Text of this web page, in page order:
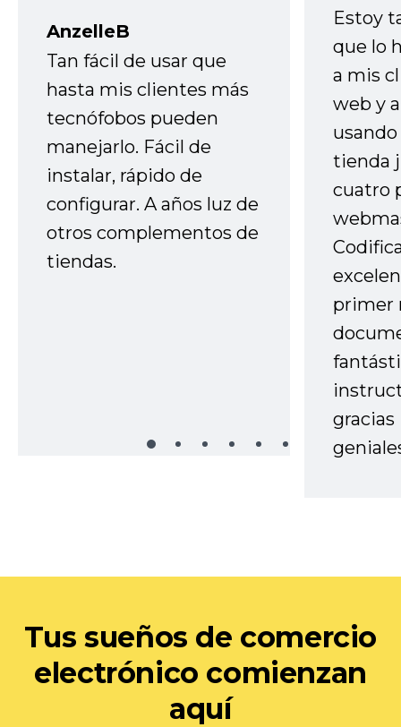
AnzelleB
Tan fácil de usar que
hasta mis clientes más
tecnófobos pueden
manejarlo. Fácil de
instalar, rápido de
configurar. A años luz de
otros complementos de
tiendas.
Estoy
que lo
a mis
web y
tienda
cuatro
primer
gracias
Tus sueños de comercio
electrónico comienzan
aquí